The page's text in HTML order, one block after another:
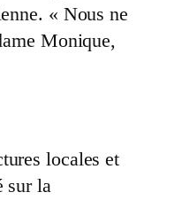
« Nous ne
Monique,
locales et
sur la